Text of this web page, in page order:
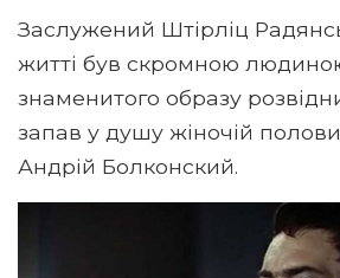
Заслужений Штірліц
житті був скромною
знаменитого образу
запав у душу жіночій
Андрій Болконский.